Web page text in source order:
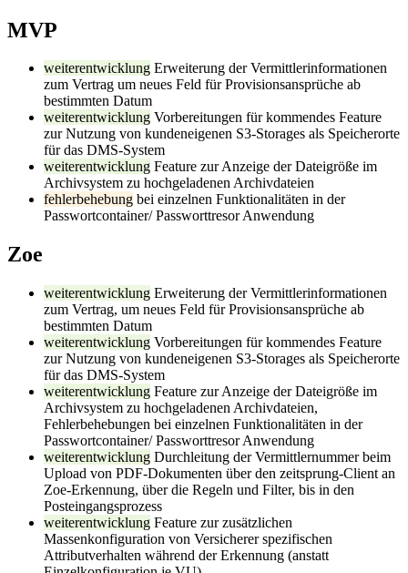
MVP
weiterentwicklung Erweiterung der Vermittlerinformationen
zum Vertrag um neues Feld für Provisionsansprüche ab
bestimmten Datum
weiterentwicklung Vorbereitungen für kommendes Feature
zur Nutzung von kundeneigenen S3-Storages als Speicherorte
für das DMS-System
weiterentwicklung Feature zur Anzeige der Dateigröße im
Archivsystem zu hochgeladenen Archivdateien
fehlerbehebung bei einzelnen Funktionalitäten in der
Passwortcontainer/ Passworttresor Anwendung
Zoe
weiterentwicklung Erweiterung der Vermittlerinformationen
zum Vertrag, um neues Feld für Provisionsansprüche ab
bestimmten Datum
weiterentwicklung Vorbereitungen für kommendes Feature
zur Nutzung von kundeneigenen S3-Storages als Speicherorte
für das DMS-System
weiterentwicklung Feature zur Anzeige der Dateigröße im
Archivsystem zu hochgeladenen Archivdateien,
Fehlerbehebungen bei einzelnen Funktionalitäten in der
Passwortcontainer/ Passworttresor Anwendung
weiterentwicklung Durchleitung der Vermittlernummer beim
Upload von PDF-Dokumenten über den zeitsprung-Client an
Zoe-Erkennung, über die Regeln und Filter, bis in den
Posteingangsprozess
weiterentwicklung Feature zur zusätzlichen
Massenkonfiguration von Versicherer spezifischen
Attributverhalten während der Erkennung (anstatt